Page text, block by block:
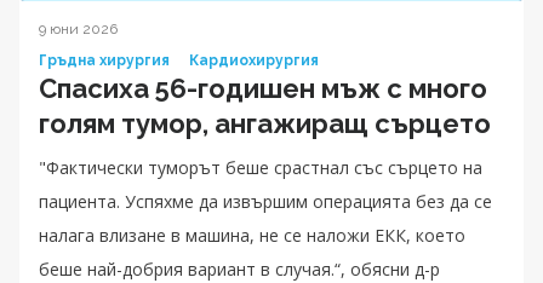
9 юни 2026
Гръдна хирургия
Кардиохирургия
Спасиха 56-годишен мъж с много
голям тумор, ангажиращ сърцето
"Фактически туморът беше срастнал със сърцето на
пациента. Успяхме да извършим операцията без да се
налага влизане в машина, не се наложи ЕКК, което
беше най-добрия вариант в случая.“, обясни д-р